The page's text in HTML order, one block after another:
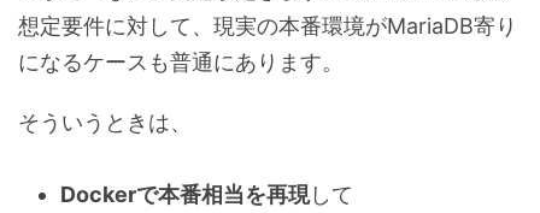
想定要件に対して、現実の本番環境がMariaDB寄り
になるケースも普通にあります。
そういうときは、
Dockerで本番相当を再現して